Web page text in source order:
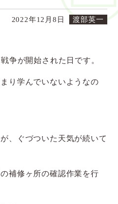
2022年12月8日 渡部英一
争が開始された日です。
り学んでいないようなの
、ぐづついた天気が続いて
補修ヶ所の確認作業を行